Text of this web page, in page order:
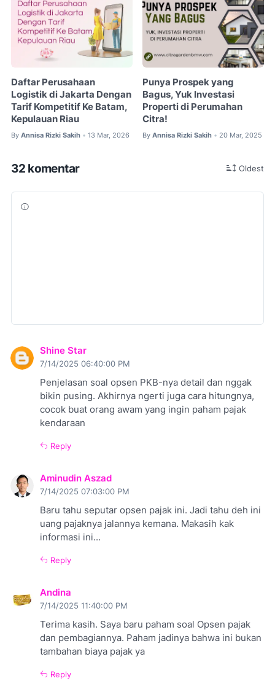
Daftar Perusahaan
Logistik di Jakarta Dengan
Tarif Kompetitif Ke Batam,
Kepulauan Riau
By Annisa Rizki Sakih • 13 Mar, 2026
Punya Prospek yang
Bagus, Yuk Investasi
Properti di Perumahan
Citra!
By Annisa Rizki Sakih • 20 Mar, 2025
32 komentar Oldest
Shine Star
7/14/2025 06:40:00 PM
Penjelasan soal opsen PKB-nya detail dan nggak
bikin pusing. Akhirnya ngerti juga cara hitungnya,
cocok buat orang awam yang ingin paham pajak
kendaraan
Reply
Aminudin Aszad
7/14/2025 07:03:00 PM
Baru tahu seputar opsen pajak ini. Jadi tahu deh ini
uang pajaknya jalannya kemana. Makasih kak
informasi ini...
Reply
Andina
7/14/2025 11:40:00 PM
Terima kasih. Saya baru paham soal Opsen pajak
dan pembagiannya. Paham jadinya bahwa ini bukan
tambahan biaya pajak ya
Reply